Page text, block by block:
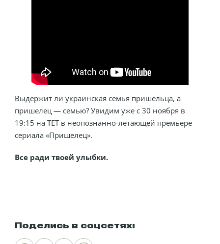
Выдержит ли украинская семья пришельца, а
пришелец — семью? Увидим уже с 30 ноября в
19:15 на ТЕТ в неопознанно-летающей премьере
сериала «Пришелец».
Все ради твоей улыбки.
Поделись в соцсетях: